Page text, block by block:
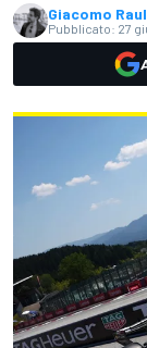
Giacomo
Pubblicato: 27